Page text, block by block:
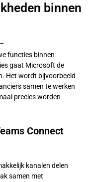
binnen
functies binnen
gaat Microsoft de
Het wordt bijvoorbeeld
samen te werken
precies worden
Connect
kanalen delen
samen met